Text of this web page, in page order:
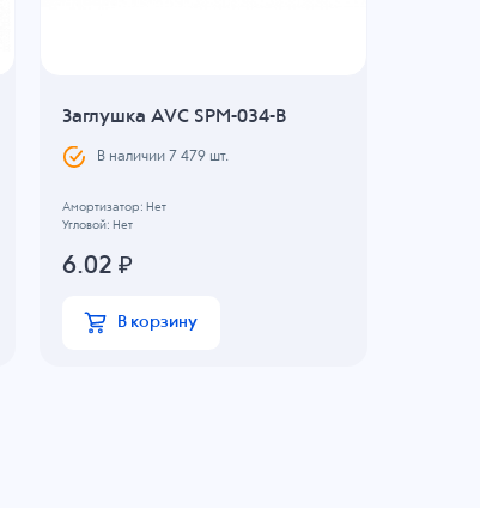
Заглушка AVC SPM-034-B
В наличии 7 479шт.
Амортизатор: Нет
Угловой: Нет
6.02 ₽
В корзину